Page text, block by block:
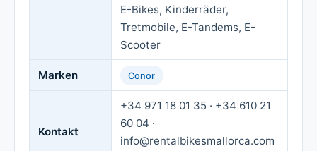
E-Bikes, Kinderräder,
Tretmobile, E-Tandems, E-
Scooter
Marken Conor
Kontakt
+34 971 18 01 35 · +34 610 21
60 04 ·
info@rentalbikesmallorca.com